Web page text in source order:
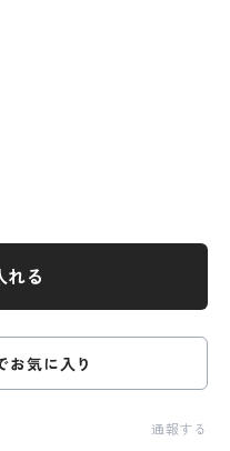
れる
お気に入り
通報する